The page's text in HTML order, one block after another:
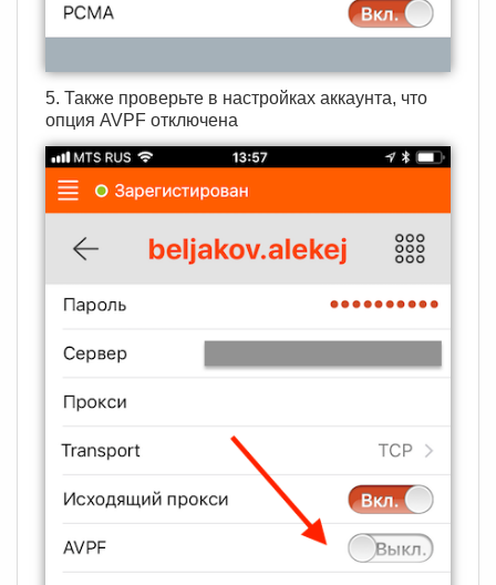
5. Также проверьте в настройках аккаунта, что
опция AVPF отключена